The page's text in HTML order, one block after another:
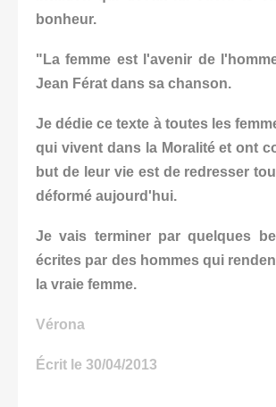
bonheur.
"La femme est l'avenir de
Jean Férat dans sa chanson.
Je dédie ce texte à toutes les
qui vivent dans la Moralité et ont
but de leur vie est de redresser
déformé aujourd'hui.
Je vais terminer par quelques
écrites par des hommes qui
la vraie femme.
Vérona
Écrit le 30/04/2013